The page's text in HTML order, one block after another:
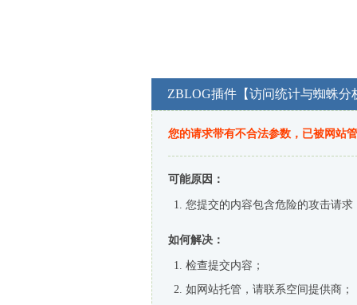
ZBLOG插件【访问统计与蜘蛛分
您的请求带有不合法参数，已被网站
可能原因：
您提交的内容包含危险的攻击请求
如何解决：
检查提交内容；
如网站托管，请联系空间提供商；